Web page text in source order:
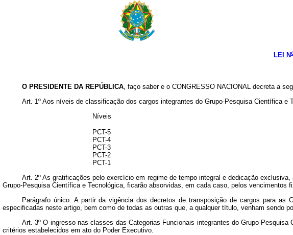
LEI N
O PRESIDENTE DA REPÚBLICA, faço saber e o CONGRESSO NACIONAL decreta a
Art. 1º Aos níveis de classificação dos cargos integrantes do Grupo-Pesquisa Científica e
Níveis
PCT-5
PCT-4
PCT-3
PCT-2
PCT-1
Art. 2º As gratificações pelo exercício em regime de tempo integral e dedicação
Grupo-Pesquisa Científica e Tecnológica, ficarão absorvidas, em cada caso, pelos vencimentos
Parágrafo único. A partir da vigência dos decretos de transposição de cargos para
especificadas neste artigo, bem como de todas as outras que, a qualquer título, venham sendo
Art. 3º O ingresso nas classes das Categorias Funcionais integrantes do Grupo-
critérios estabelecidos em ato do Poder Executivo.